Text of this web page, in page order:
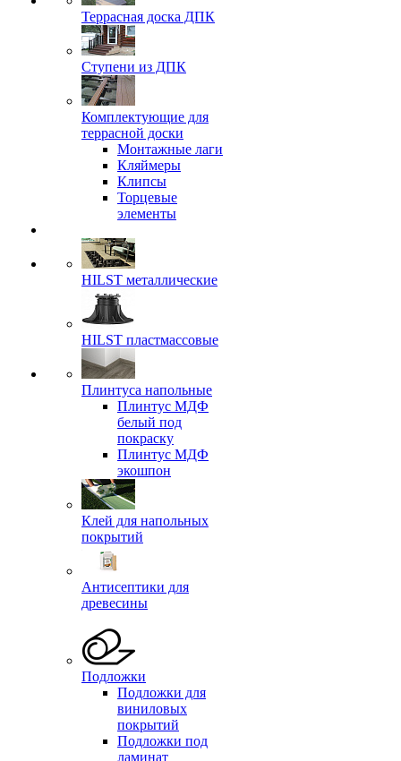
Террасная доска ДПК
Ступени из ДПК
Комплектующие для
террасной доски
Монтажные лаги
Кляймеры
Клипсы
Торцевые
элементы
HILST металлические
HILST пластмассовые
Плинтуса напольные
Плинтус МДФ
белый под
покраску
Плинтус МДФ
экошпон
Клей для напольных
покрытий
Антисептики для
древесины
Подложки
Подложки для
виниловых
покрытий
Подложки под
ламинат